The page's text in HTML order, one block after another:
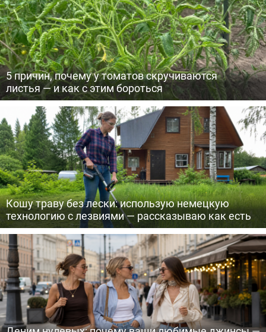
5 причин, почему у томатов скручиваются
листья — и как с этим бороться
Кошу траву без лески: использую немецкую
технологию с лезвиями — рассказываю как есть